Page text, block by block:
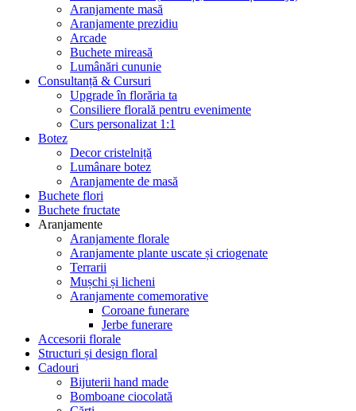
Aranjamente masă
Aranjamente prezidiu
Arcade
Buchete mireasă
Lumânări cununie
Consultanță & Cursuri
Upgrade în florăria ta
Consiliere florală pentru evenimente
Curs personalizat 1:1
Botez
Decor cristelniță
Lumânare botez
Aranjamente de masă
Buchete flori
Buchete fructate
Aranjamente
Aranjamente florale
Aranjamente plante uscate și criogenate
Terrarii
Mușchi și licheni
Aranjamente comemorative
Coroane funerare
Jerbe funerare
Accesorii florale
Structuri și design floral
Cadouri
Bijuterii hand made
Bomboane ciocolată